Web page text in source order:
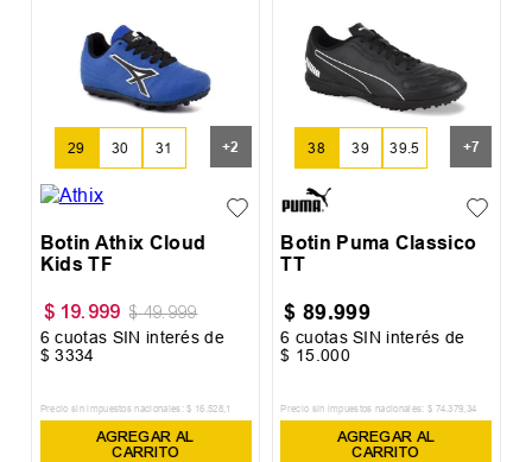
29 30 31 +2
Botin Athix Cloud
Kids TF
$ 19. 999 $ 49.999
6 cuotas SIN interés de
$ 3334
Precio sin impuestos nacionales: $ 16 .528,1
AGREGAR AL
CARRITO
38 39 39.5 +7
Botin Puma Classico
TT
$ 89.999
6 cuotas SIN interés de
$ 15.000
Precio sin impuestos nacionales: $ 74.379,34
AGREGAR AL
CARRITO